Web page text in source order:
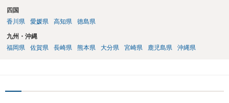
四国
香川県
愛媛県 高知県 徳島県
九州・沖縄
福岡県
佐賀県 長崎県 熊本県 大分県 宮崎県 鹿児島県 沖縄県